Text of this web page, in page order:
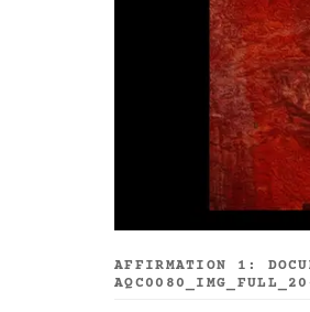
AFFIRMATION 1: